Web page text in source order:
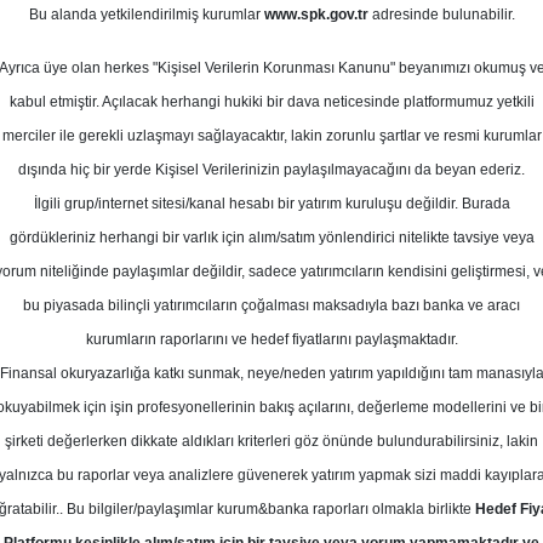
2026
Potansiyeli
Salı, 03 Mart 2026
Yatırım KAREL Hedef Fiyat
KAREL için hedef fiyatını 15 TL
AL olarak korudu
Hedef: 15.00 ₺ Potansiyel: %0.00
Bu alanda yetkilendirilmiş kurumlar www.spk.gov.tradresinde bulunabilir.
Ayrıca üye olan herkes "Kişisel Verilerin Korunması Kanunu" beyanımızı okumuş ve
kabul etmiştir. Açılacak herhangi hukiki bir dava neticesinde platformumuz yetkili
merciler ile gerekli uzlaşmayı sağlayacaktır, lakin zorunlu şartlar ve resmi kurumlar
dışında hiç bir yerde Kişisel Verilerinizin paylaşılmayacağını da beyan ederiz.
İlgili grup/internet sitesi/kanal hesabı bir yatırım kuruluşu değildir. Burada
gördükleriniz herhangi bir varlık için alım/satım yönlendirici nitelikte tavsiye veya
niteliğinde paylaşımlar değildir, sadece yatırımcıların kendisini geliştirmesi,
bu piyasada bilinçli yatırımcıların çoğalması maksadıyla bazı banka ve aracı
kurumların raporlarını ve hedef fiyatlarını paylaşmaktadır.
Finansal okuryazarlığa katkı sunmak, neye/neden yatırım yapıldığını tam manasıyla
için işin profesyonellerinin bakış açılarını, değerleme modellerini ve
şirketi değerlerken dikkate aldıkları kriterleri göz önünde bulundurabilirsiniz, lakin
yalnızca bu raporlar veya analizlere güvenerek yatırım yapmak sizi maddi
Bu bilgiler/paylaşımlar kurum&banka raporları olmakla birlikte Hedef